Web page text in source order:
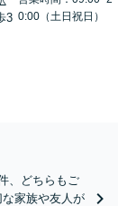
3 0:00（土日祝日）
、どちらもご
家族や友人が